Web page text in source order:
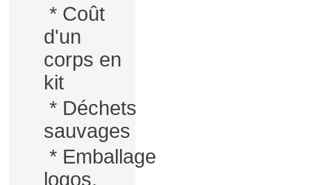
* Coût
d'un
corps en
kit
* Déchets
sauvages
* Emballage
logos,